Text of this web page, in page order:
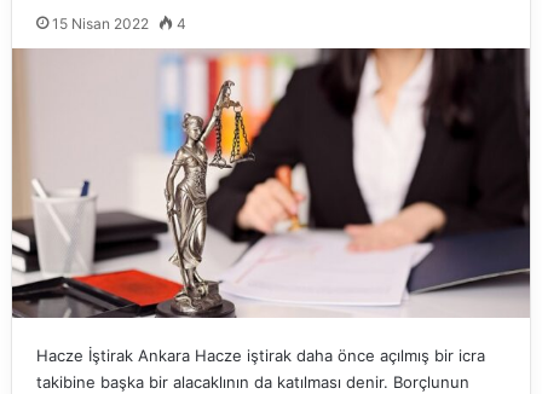
15 Nisan 2022 4
Hacze İştirak Ankara Hacze iştirak daha önce açılmış bir icra
takibine başka bir alacaklının da katılması denir. Borçlunun